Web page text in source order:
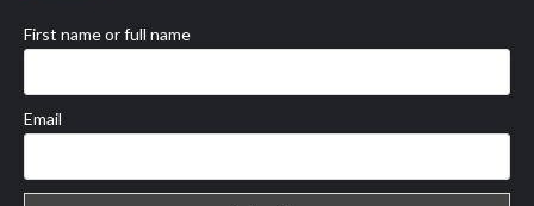
First name or full name
Email